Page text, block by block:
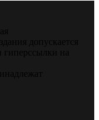
допускается
гиперссылки на